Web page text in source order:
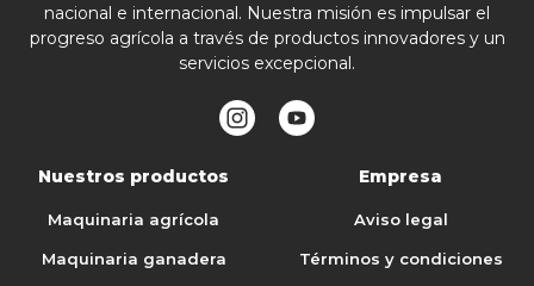
nacional e internacional. Nuestra misión es impulsar el
progreso agrícola a través de productos innovadores y un
servicios excepcional.
Nuestros productos
Maquinaria agrícola
Maquinaria ganadera
Empresa
Aviso legal
Términos y condiciones